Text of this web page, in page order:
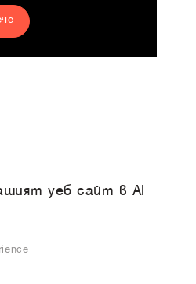
уеб сайт в AI